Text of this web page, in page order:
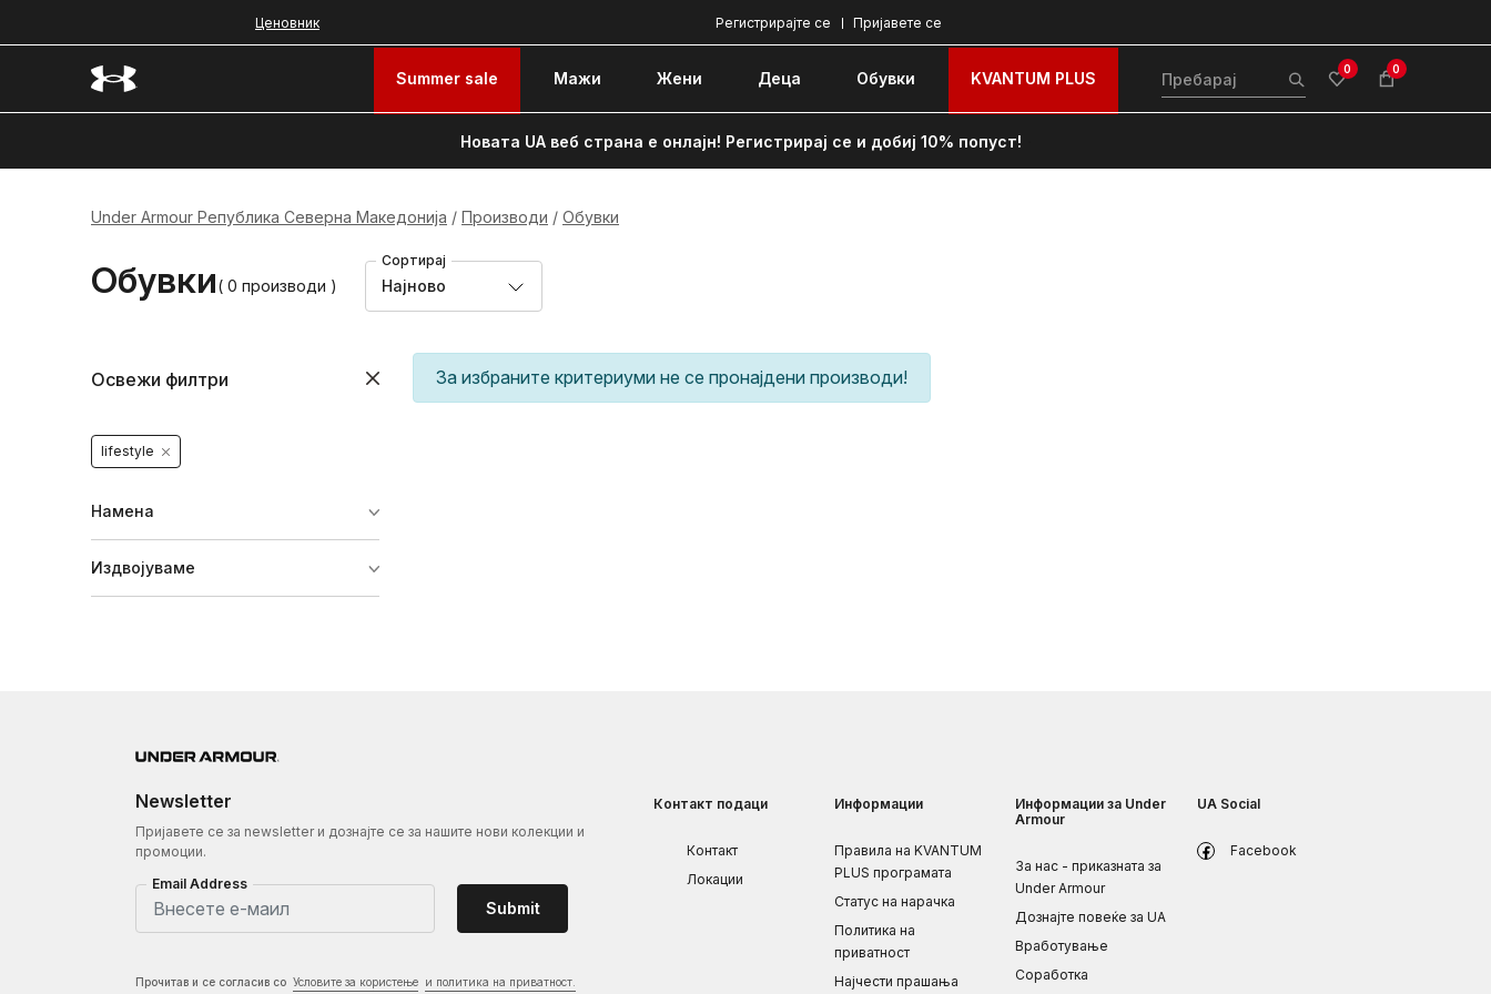
Ценовник Пријавете се
Регистрирајте се
Summer sale Мажи Жени Децa Обувки KVANTUM PLUS 0 0
Новата UA веб страна е онлајн! Регистрирај се и добиј 10% попуст!
Under Armour Република Северна Македонија Производи Обувки
Обувки( 0 производи )
Сортирај
Најново
Освежи филтри
lifestyle
Намена
Издвојуваме
За избраните критериуми не се пронајдени производи!
Newsletter
Пријавете се за newsletter и дознајте се за нашите нови колекции и
промоции.
Email Address
Submit
Прочитав и се согласив со Условите за користење и политика на приватност.
Контакт подаци
Контакт
Локации
Информации
Правила на KVANTUM
PLUS програмата
Статус на нарачка
Политика на
приватност
Најчести прашања
Информации за Under
Armour
За нас - приказната за
Under Armour
Дознајте повеќе за UA
Вработување
Соработка
UA Social
Facebook